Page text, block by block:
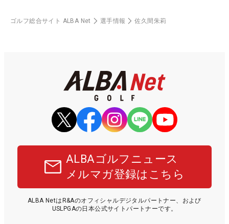
ゴルフ総合サイト ALBA Net 選手情報 佐久間朱莉
ALBAゴルフニュース
メルマガ登録はこちら
ALBA NetはR&Aのオフィシャルデジタルパートナー、および
USLPGAの日本公式サイトパートナーです。